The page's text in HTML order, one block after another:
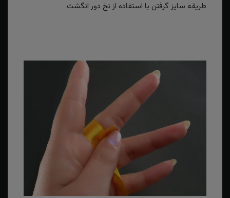
طریقه سایز گرفتن با استفاده از نخ دور انگشت